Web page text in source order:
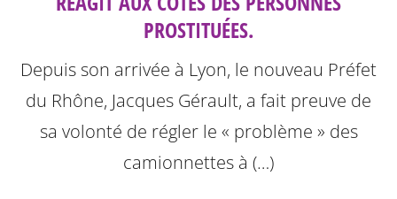
PROSTITUÉES.
Depuis son arrivée à Lyon, le nouveau Préfet
du Rhône, Jacques Gérault, a fait preuve de
sa volonté de régler le « problème » des
camionnettes à (…)